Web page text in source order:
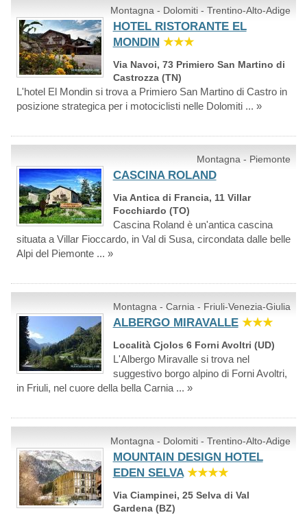
Montagna - Dolomiti - Trentino-Alto-Adige
HOTEL RISTORANTE EL
MONDIN ★★★
Via Navoi, 73 Primiero San Martino di
Castrozza (TN)
L'hotel El Mondin si trova a Primiero San Martino di Castro in
posizione strategica per i motociclisti nelle Dolomiti ... »
Montagna - Piemonte
CASCINA ROLAND
Via Antica di Francia, 11 Villar
Focchiardo (TO)
Cascina Roland è un'antica cascina
situata a Villar Fioccardo, in Val di Susa, circondata dalle belle
Alpi del Piemonte ... »
Montagna - Carnia - Friuli-Venezia-Giulia
ALBERGO MIRAVALLE ★★★
Località Cjolos 6 Forni Avoltri (UD)
L'Albergo Miravalle si trova nel
suggestivo borgo alpino di Forni Avoltri,
in Friuli, nel cuore della bella Carnia ... »
Montagna - Dolomiti - Trentino-Alto-Adige
MOUNTAIN DESIGN HOTEL
EDEN SELVA ★★★★
Via Ciampinei, 25 Selva di Val
Gardena (BZ)